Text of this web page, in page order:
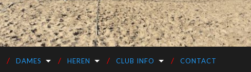
DAMES HEREN CLUB INFO CONTACT